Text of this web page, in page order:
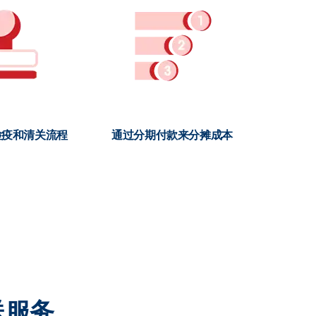
和清关流程 通过分期付款来分摊成本